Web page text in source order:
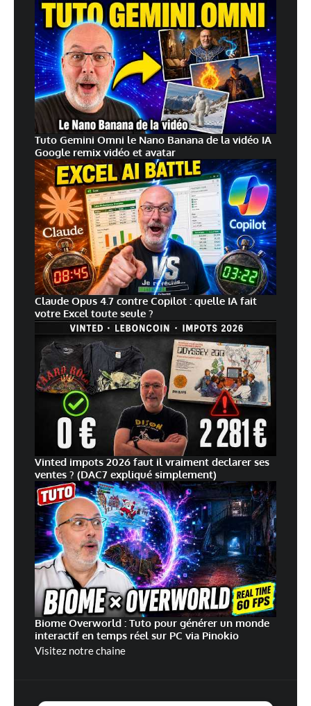
Tuto Gemini Omni le Nano Banana de la vidéo IA
Google remix vidéo et avatar
Claude Opus 4.7 contre Copilot : quelle IA fait
votre Excel toute seule ?
Vinted impots 2026 faut il vraiment declarer ses
ventes ? (DAC7 expliqué simplement)
Biome Overworld : Tuto pour générer un monde
interactif en temps réel sur PC via Pinokio
Visitez notre chaine